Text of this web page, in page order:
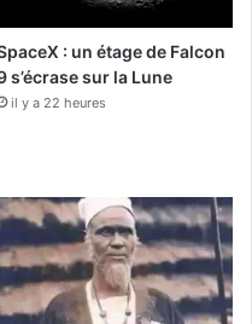
: un étage de Falcon
s’écrase sur la Lune
il y a 22 heures